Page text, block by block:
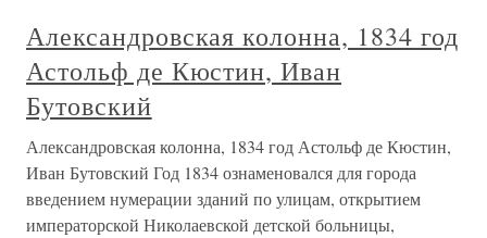
Александровская колонна, 1834 год
Астольф де Кюстин, Иван
Бутовский
Александровская колонна, 1834 год Астольф де Кюстин,
Иван Бутовский Год 1834 ознаменовался для города
введением нумерации зданий по улицам, открытием
императорской Николаевской детской больницы,